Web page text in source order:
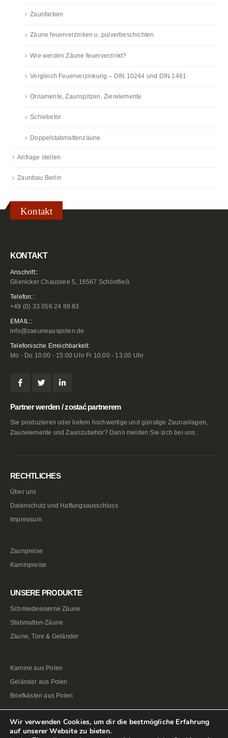
Zaunfarben
Zäune feuerverzinken u. pulverbeschichten
Wie werden Zäune feuerverzinkt?
Vergleich Feuerverzinkung – DIN 10244 und DIN 1461
Ornamente, Zaunspitzen, Zierelemente
Schiebetor
Doppelstabmattenzäune
Anfrage stellen
Zaunbau Berlin
Kontakt
KONTAKT
Anschrift::
Glienicker Chaussee 5, 16567 Schönfließ
Telefon::
+49 (0) 33 056 24 89 83
EMAIL::
info@zaeuneauspolen.de
Telefonische Erreichbarkeit:
Mo - Do 10:00 - 15:00 Uhr Fr 10:00 - 13.00 Uhr
Partner werden / zostać partnerem
Sie produzieren oder liefern hochwertige und günstige Zaunanlagen,
Zaunelemente und Zaunzubehör? Dann melden Sie sich bei uns.
RECHTLICHES
Über uns
Datenschutz und Haftungsausschluss
Impressum
Zaunpreise
Kaminpreise
UNSERE PRODUKTE
Schmiedeeiserne Zäune
Stabmatten-Zäune
Zäune, Tore & Geländer
Kamine aus Polen
Geländer aus Polen
Briefkästen aus Polen
Wir verwenden Cookies, um dir die bestmögliche Erfahrung
auf unserer Website zu bieten.